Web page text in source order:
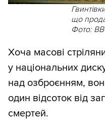
що
Фото:
Хоча масові
у національних
над озброєнням,
один відсоток від
смертей.